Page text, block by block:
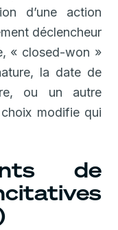
d’une action
déclencheur
« closed-won »
la date de
ou un autre
modifie qui
de